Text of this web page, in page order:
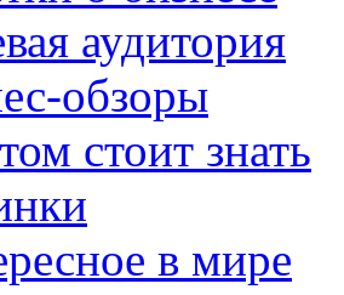
аудитория
обзоры
стоит знать
в мире